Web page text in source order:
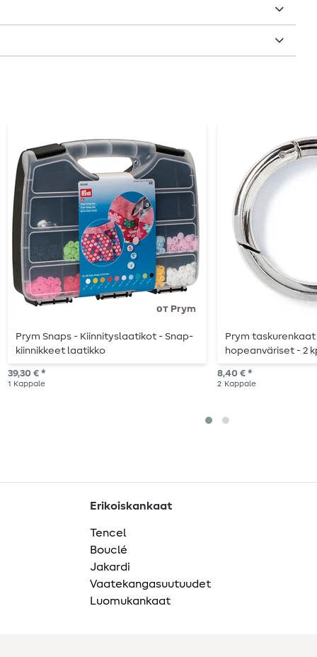
от Prym
Prym Snaps - Kiinnityslaatikot - Snap-
kiinnikkeet laatikko
39,30 € *
1 Kappale
Prym taskurenkaat
hopeanväriset - 2
8,40 € *
2 Kappale
Erikoiskankaat
Tencel
Bouclé
Jakardi
Vaatekangasuutuudet
Luomukankaat